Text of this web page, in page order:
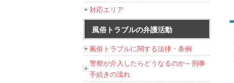
対応エリア
風俗トラブルの弁護活動
風俗トラブルに関する法律・条例
警察が介入したらどうなるのか～刑事
手続きの流れ